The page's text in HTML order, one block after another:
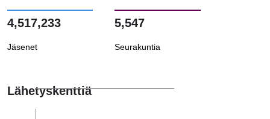
4,517,233
Jäsenet
5,547
Seurakuntia
Lähetyskenttiä